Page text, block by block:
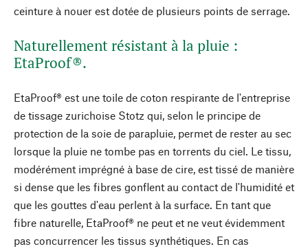
ceinture à nouer est dotée de plusieurs points de serrage.
Naturellement résistant à la pluie :
EtaProof®.
EtaProof® est une toile de coton respirante de l'entreprise
de tissage zurichoise Stotz qui, selon le principe de
protection de la soie de parapluie, permet de rester au sec
lorsque la pluie ne tombe pas en torrents du ciel. Le tissu,
modérément imprégné à base de cire, est tissé de manière
si dense que les fibres gonflent au contact de l'humidité et
que les gouttes d'eau perlent à la surface. En tant que
fibre naturelle, EtaProof® ne peut et ne veut évidemment
pas concurrencer les tissus synthétiques. En cas